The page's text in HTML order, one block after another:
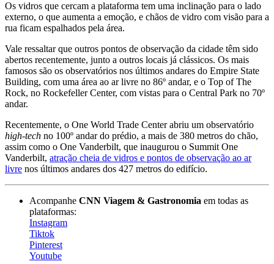
Os vidros que cercam a plataforma tem uma inclinação para o lado
externo, o que aumenta a emoção, e chãos de vidro com visão para a
rua ficam espalhados pela área.
Vale ressaltar que outros pontos de observação da cidade têm sido
abertos recentemente, junto a outros locais já clássicos. Os mais
famosos são os observatórios nos últimos andares do Empire State
Building, com uma área ao ar livre no 86º andar, e o Top of The
Rock, no Rockefeller Center, com vistas para o Central Park no 70º
andar.
Recentemente, o One World Trade Center abriu um observatório
high-tech no 100º andar do prédio, a mais de 380 metros do chão,
assim como o One Vanderbilt, que inaugurou o Summit One
Vanderbilt, atração cheia de vidros e pontos de observação ao ar
livre nos últimos andares dos 427 metros do edifício.
Acompanhe CNN Viagem & Gastronomia em todas as
plataformas:
Instagram
Tiktok
Pinterest
Youtube